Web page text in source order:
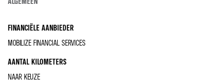
FINANCIËLE AANBIEDER
MOBILIZE FINANCIAL SERVICES
AANTAL KILOMETERS
NAAR KEUZE